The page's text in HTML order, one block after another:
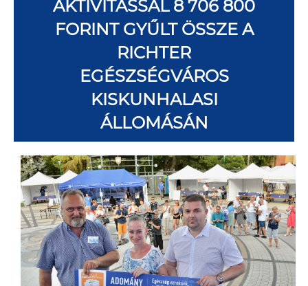
AKTIVITÁSSAL 8 706 800
FORINT GYŰLT ÖSSZE A
RICHTER
EGÉSZSÉGVÁROS
KISKUNHALASI
ÁLLOMÁSÁN